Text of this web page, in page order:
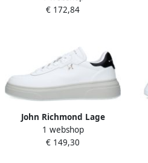
€ 172,84
John Richmond Lage
Sneakers 31020-A
1 webshop
€ 149,30